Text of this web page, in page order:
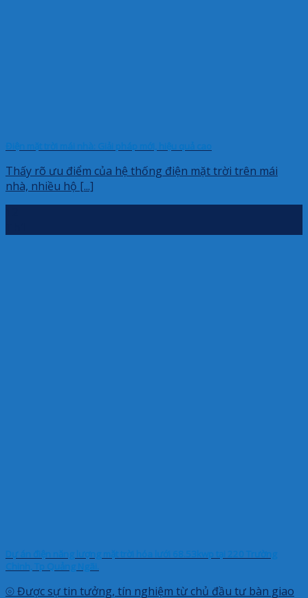
Điện mặt trời mái nhà: Giải pháp mới, hiệu quả cao
Thấy rõ ưu điểm của hệ thống điện mặt trời trên mái
nhà, nhiều hộ [...]
Dự án điện năng lượng mặt trời hóa lưới 68.53kwp tại 220 Trường
Chinh, Tp Quảng Ngãi.
⦾ Được sự tin tưởng, tín nghiệm từ chủ đầu tư bàn giao